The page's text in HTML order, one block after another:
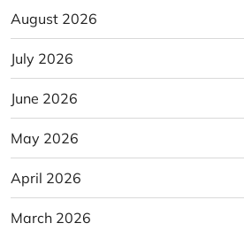
August 2026
July 2026
June 2026
May 2026
April 2026
March 2026